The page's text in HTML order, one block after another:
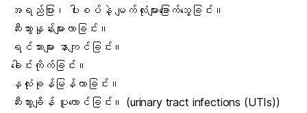
အရည်ပြား၊ ပါးစပ်နဲ့ မျက်လုံးများခြောက်သွေ့ခြင်း။
ဆီးသွားနှုန်းများလာခြင်း။
ရင်သားများ နာကျင်ခြင်း။
ခေါင်းကိုက်ခြင်း။
နှလုံးခုန်မြန်လာခြင်း။
ဆီးသွားချိန် ပူလောင်ခြင်း။ (urinary tract infections (UTIs))